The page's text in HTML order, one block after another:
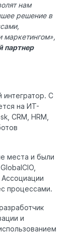
нам
решение в
маркетингом»,
партнер
интегратор. С
на ИТ-
CRM, HRM,
места и были
процессами.
и